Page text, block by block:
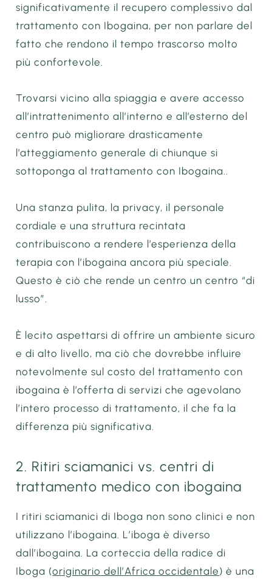
significativamente il recupero complessivo dal
trattamento con Ibogaina, per non parlare del
fatto che rendono il tempo trascorso molto
più confortevole.
Trovarsi vicino alla spiaggia e avere accesso
all’intrattenimento all’interno e all’esterno del
centro può migliorare drasticamente
l’atteggiamento generale di chiunque si
sottoponga al trattamento con Ibogaina..
Una stanza pulita, la privacy, il personale
cordiale e una struttura recintata
contribuiscono a rendere l’esperienza della
terapia con l’ibogaina ancora più speciale.
Questo è ciò che rende un centro un centro “di
lusso”.
È lecito aspettarsi di offrire un ambiente sicuro
e di alto livello, ma ciò che dovrebbe influire
notevolmente sul costo del trattamento con
ibogaina è l’offerta di servizi che agevolano
l’intero processo di trattamento, il che fa la
differenza più significativa.
2. Ritiri sciamanici vs. centri di
trattamento medico con ibogaina
I ritiri sciamanici di Iboga non sono clinici e non
utilizzano l’ibogaina. L’iboga è diverso
dall’ibogaina. La corteccia della radice di
Iboga (originario dell’Africa occidentale) è una